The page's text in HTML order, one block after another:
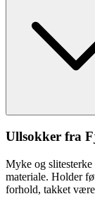
Ullsokker fra
Myke og
materiale. Holder
forhold, takket